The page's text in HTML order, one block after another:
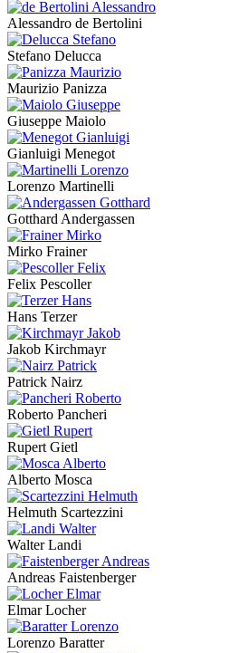
Alessandro de Bertolini
Stefano Delucca
Maurizio Panizza
Giuseppe Maiolo
Gianluigi Menegot
Lorenzo Martinelli
Gotthard Andergassen
Mirko Frainer
Felix Pescoller
Hans Terzer
Jakob Kirchmayr
Patrick Nairz
Roberto Pancheri
Rupert Gietl
Alberto Mosca
Helmuth Scartezzini
Walter Landi
Andreas Faistenberger
Elmar Locher
Lorenzo Baratter